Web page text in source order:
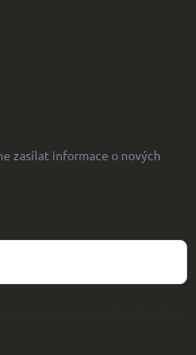
zasílat informace o nových